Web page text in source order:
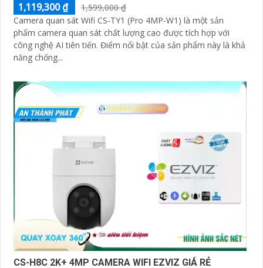
1,119,300 ₫
1,599,000 ₫
Camera quan sát Wifi CS-TY1 (Pro 4MP-W1) là một sản
phẩm camera quan sát chất lượng cao được tích hợp với
công nghệ AI tiên tiến. Điểm nổi bật của sản phẩm này là khả
năng chống...
CS-H8C 2K+ 4MP CAMERA WIFI EZVIZ GIÁ RẺ